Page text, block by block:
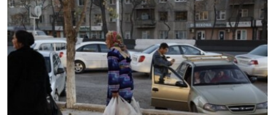
to
Search
ӘЛЕМ
АРНАЙЫ ЖОБАЛАР
Русский
ЖАЗЫЛЫҢЫЗ